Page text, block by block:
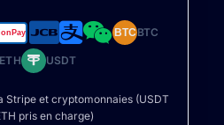
BTCBTC
ETH USDT
Stripe et cryptomonnaies (USDT
pris en charge)